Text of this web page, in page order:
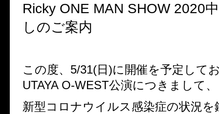
Ricky ONE MAN SHOW 2020
しのご案内
この度、 5/31(日 )に開催を予定して
UTAYA O-WEST公演につきまして、
新型コロナウイルス感染症の状況を